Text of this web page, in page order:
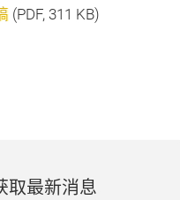
(PDF, 311 KB)
取最新消息